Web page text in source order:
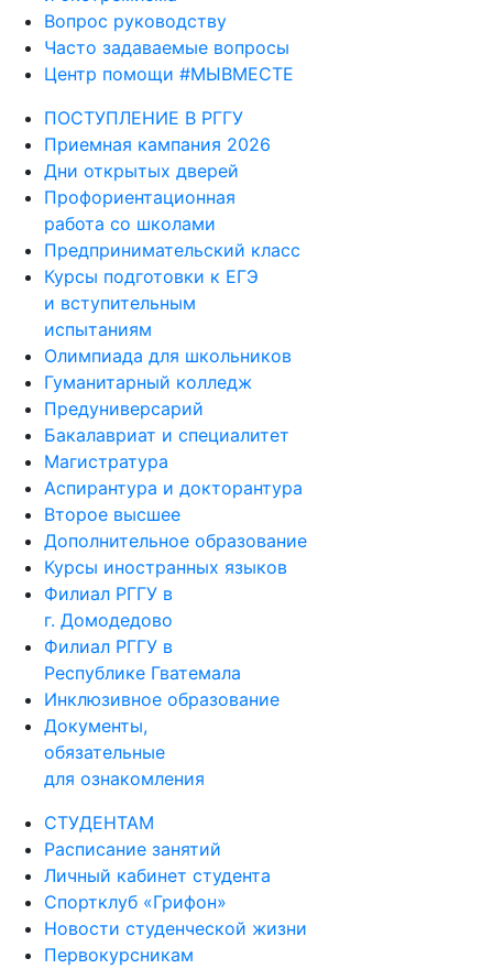
Вопрос руководству
Часто задаваемые вопросы
Центр помощи #МЫВМЕСТЕ
ПОСТУПЛЕНИЕ В РГГУ
Приемная кампания 2026
Дни открытых дверей
Профориентационная
работа со школами
Предпринимательский класс
Курсы подготовки к ЕГЭ
и вступительным
испытаниям
Олимпиада для школьников
Гуманитарный колледж
Предуниверсарий
Бакалавриат и специалитет
Магистратура
Аспирантура и докторантура
Второе высшее
Дополнительное образование
Курсы иностранных языков
Филиал РГГУ в
г. Домодедово
Филиал РГГУ в
Республике Гватемала
Инклюзивное образование
Документы,
обязательные
для ознакомления
СТУДЕНТАМ
Расписание занятий
Личный кабинет студента
Спортклуб «Грифон»
Новости студенческой жизни
Первокурсникам